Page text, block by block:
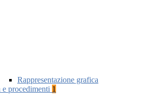
Rappresentazione grafica
procedimenti 1